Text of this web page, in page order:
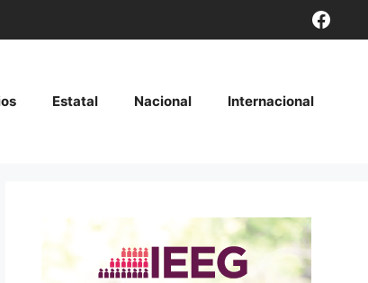
Estatal Nacional Internacional